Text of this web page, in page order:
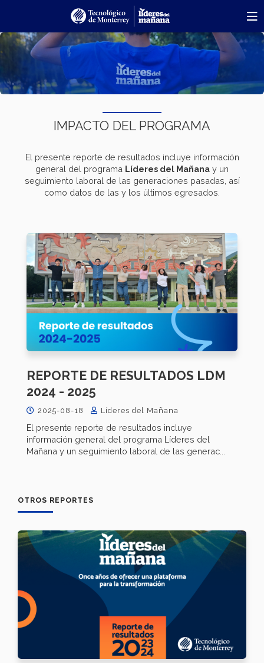
principal
IMPACTO DEL PROGRAMA
El presente reporte de resultados incluye información
general del programa Líderes del Mañana y un
seguimiento laboral de las generaciones pasadas, así
como datos de las y los últimos egresados.
REPORTE DE RESULTADOS LDM
2024 - 2025
2025-08-18 Líderes del Mañana
El presente reporte de resultados incluye
información general del programa Líderes del
Mañana y un seguimiento laboral de las generac...
OTROS REPORTES